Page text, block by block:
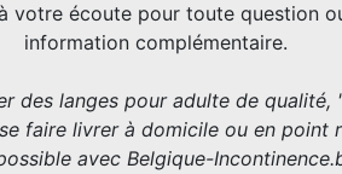
votre écoute pour toute question
information complémentaire.
des langes pour adulte de qualité,
faire livrer à domicile ou en point
avec Belgique-